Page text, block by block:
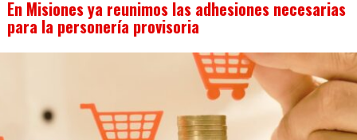
En Misiones ya reunimos las adhesiones necesarias
para la personería provisoria